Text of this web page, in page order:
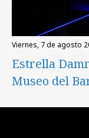
viernes, 7 de agosto
Estrella
Museo del